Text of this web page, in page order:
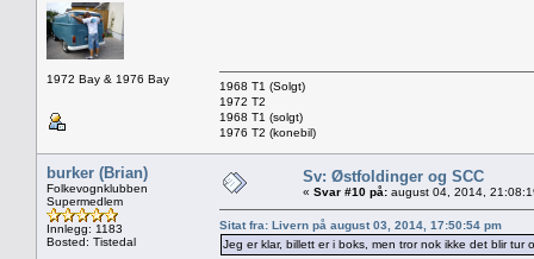
1972 Bay & 1976 Bay
1968 T1 (Solgt)
1972 T2
1968 T1 (solgt)
1976 T2 (konebil)
burker (Brian)
Folkevognklubben
Supermedlem
Innlegg: 1183
Bosted: Tistedal
Sv: Østfoldinger og SCC
« Svar #10 på: august 04, 2014,
Sitat fra: Livern på august 03, 2014, 17:50:54 pm
Jeg er klar, billett er i boks, men tror nok ikke det blir